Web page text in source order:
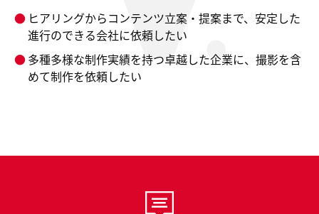
ヒアリングからコンテンツ立案・提案まで、安定した
進行のできる会社に依頼したい
多種多様な制作実績を持つ卓越した企業に、撮影を含
めて制作を依頼したい